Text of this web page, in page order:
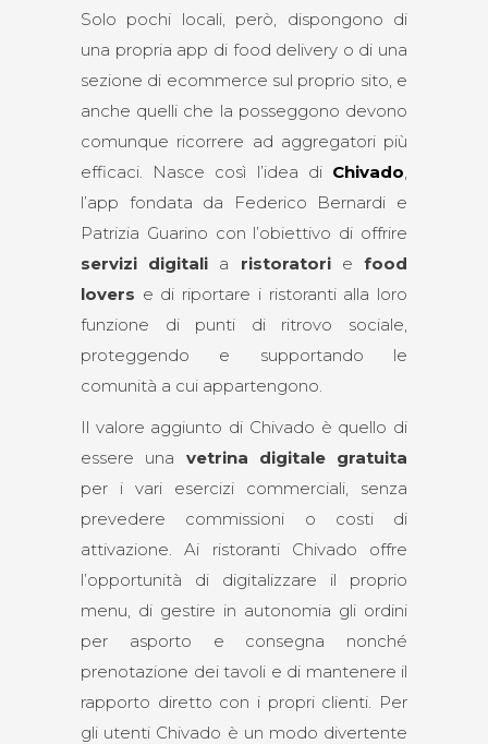
Solo pochi locali, però, dispongono di
una propria app di food delivery o di una
sezione di ecommerce sul proprio sito, e
anche quelli che la posseggono devono
comunque ricorrere ad aggregatori più
efficaci. Nasce così l’idea di Chivado,
l’app fondata da Federico Bernardi e
Patrizia Guarino con l’obiettivo di offrire
servizi digitali a ristoratori e food
lovers e di riportare i ristoranti alla loro
funzione di punti di ritrovo sociale,
proteggendo e supportando le
comunità a cui appartengono.
Il valore aggiunto di Chivado è quello di
essere una vetrina digitale gratuita
per i vari esercizi commerciali, senza
prevedere commissioni o costi di
attivazione. Ai ristoranti Chivado offre
l’opportunità di digitalizzare il proprio
menu, di gestire in autonomia gli ordini
per asporto e consegna nonché
prenotazione dei tavoli e di mantenere il
rapporto diretto con i propri clienti. Per
gli utenti Chivado è un modo divertente